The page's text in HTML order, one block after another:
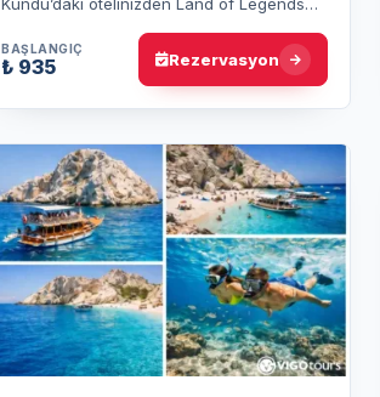
dönüş transferin tadını çıkarın. Gös…
BAŞLANGIÇ
₺ 935 Rezervasyon